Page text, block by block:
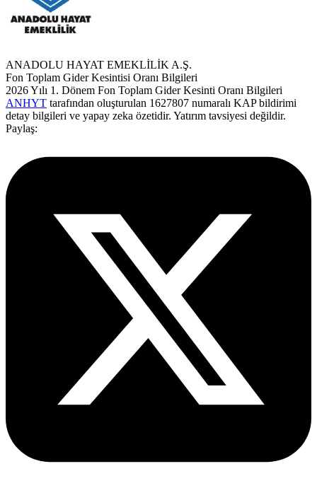
ANADOLU HAYAT EMEKLİLİK A.Ş.
Fon Toplam Gider Kesintisi Oranı Bilgileri
2026 Yılı 1. Dönem Fon Toplam Gider Kesinti Oranı Bilgileri
ANHYT tarafından oluşturulan 1627807 numaralı KAP bildirimi
detay bilgileri ve yapay zeka özetidir. Yatırım tavsiyesi değildir.
Paylaş: